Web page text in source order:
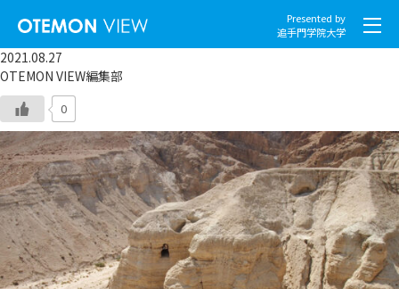
Presented by
追手門学院大学
社会とくらし
グローバル
スポーツと文化
こころとからだ
2021.08.27
OTEMON VIEW編集部
0